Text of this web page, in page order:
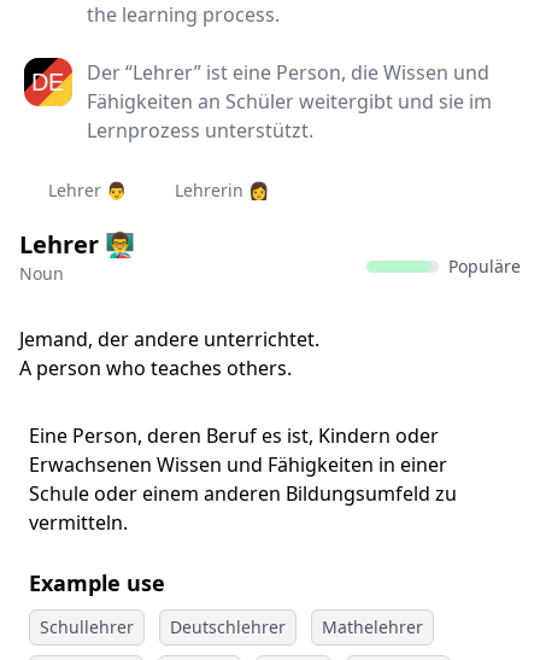
the learning process.
Der “Lehrer” ist eine Person, die Wissen und
Fähigkeiten an Schüler weitergibt und sie im
Lernprozess unterstützt.
Lehrer 👨‍ Lehrerin 👩‍
Lehrer 👨‍🏫
Noun Populäre
Jemand, der andere unterrichtet.
A person who teaches others.
Eine Person, deren Beruf es ist, Kindern oder
Erwachsenen Wissen und Fähigkeiten in einer
Schule oder einem anderen Bildungsumfeld zu
vermitteln.
Example use
Schullehrer Deutschlehrer
Mathelehrer